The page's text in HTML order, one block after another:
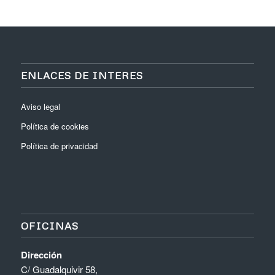
ENLACES DE INTERES
Aviso legal
Política de cookies
Política de privacidad
OFICINAS
Dirección
C/ Guadalquivir 58,